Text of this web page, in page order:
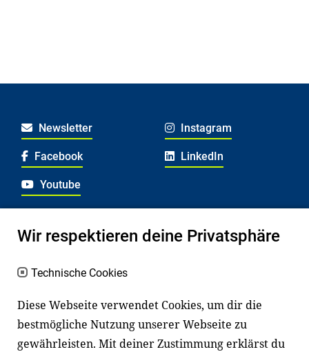
Newsletter Instagram
Facebook LinkedIn
Youtube
Es fängt mitLesen an
Ein gutes Lese- und Sprachvermögen
Es erleichtert den Zugang zu Bildung und
einem erfolgreichen Berufsleben. Viele
Wir respektieren deine Privatsphäre
Technische Cookies
Diese Webseite verwendet Cookies, um dir die
bestmögliche Nutzung unserer Webseite zu
gewährleisten. Mit deiner Zustimmung erklärst du